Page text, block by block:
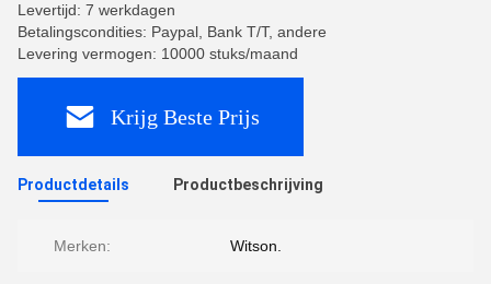
Levertijd: 7 werkdagen
Betalingscondities: Paypal, Bank T/T, andere
Levering vermogen: 10000 stuks/maand
Krijg Beste Prijs
Productdetails Productbeschrijving
Merken: Witson.